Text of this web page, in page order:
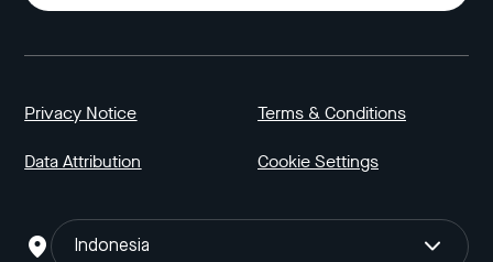
Privacy Notice Terms & Conditions
Data Attribution Cookie Settings
Indonesia